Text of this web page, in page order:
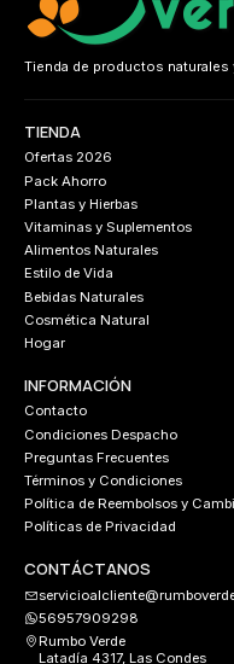
Tienda de productos naturales
TIENDA
Ofertas 2026
Pack Ahorro
Plantas y Hierbas
Vitaminas y Suplementos
Alimentos Naturales
Estilo de Vida
Bebidas Naturales
Cosmética Natural
Hogar
INFORMACIÓN
Contacto
Condiciones Despacho
Preguntas Frecuentes
Términos y Condiciones
Política de Reembolsos y
Políticas de Privacidad
CONTÁCTANOS
56957909298
Rumbo Verde
Latadía 4317, Las Condes